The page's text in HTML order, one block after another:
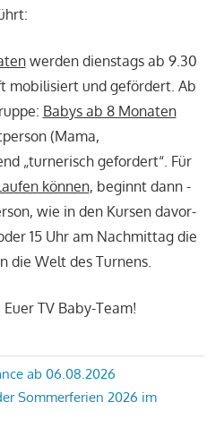
werden dienstags ab 9.30
mobilisiert und gefördert. Ab
Babys ab 8 Monaten
(Mama,
„turnerisch gefordert“. Für
können, beginnt dann -
wie in den Kursen davor-
15 Uhr am Nachmittag die
die Welt des Turnens.
TV Baby-Team!
ab 06.08.2026
Sommerferien 2026 im